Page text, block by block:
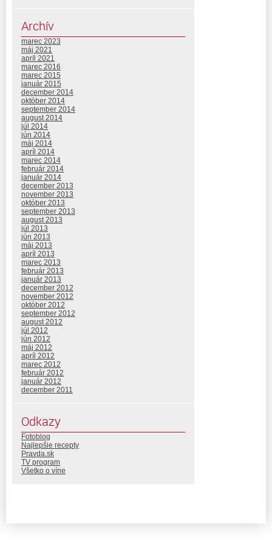
Archív
marec 2023
máj 2021
apríl 2021
marec 2016
marec 2015
január 2015
december 2014
október 2014
september 2014
august 2014
júl 2014
jún 2014
máj 2014
apríl 2014
marec 2014
február 2014
január 2014
december 2013
november 2013
október 2013
september 2013
august 2013
júl 2013
jún 2013
máj 2013
apríl 2013
marec 2013
február 2013
január 2013
december 2012
november 2012
október 2012
september 2012
august 2012
júl 2012
jún 2012
máj 2012
apríl 2012
marec 2012
február 2012
január 2012
december 2011
Odkazy
Fotoblog
Najlepšie recepty
Pravda.sk
TV program
Všetko o víne